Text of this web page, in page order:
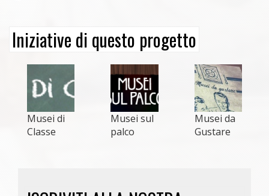
Iniziative di questo progetto
Musei di
Classe
Musei sul
palco
Musei da
Gustare